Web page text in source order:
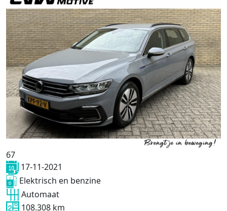
67
17-11-2021
Elektrisch en benzine
Automaat
108.308 km